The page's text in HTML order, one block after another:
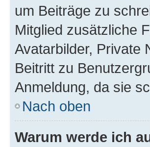
um Beiträge zu
Mitglied zusätzliche
Avatarbilder, Private
Beitritt zu
Anmeldung, da sie
Nach oben
Warum werde ich